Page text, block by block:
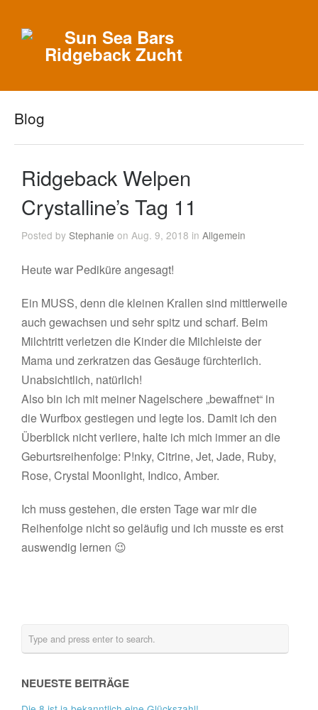
Blog
Ridgeback Welpen
Crystalline’s Tag 11
Posted byStephanie on Aug. 9, 2018 inAllgemein
Heute war Pediküre angesagt!
Ein MUSS, denn die kleinen Krallen sind mittlerweile
auch gewachsen und sehr spitz und scharf. Beim
Milchtritt verletzen die Kinder die Milchleiste der
Mama und zerkratzen das Gesäuge fürchterlich.
Unabsichtlich, natürlich!
Also bin ich mit meiner Nagelschere „bewaffnet“ in
die Wurfbox gestiegen und legte los. Damit ich den
Überblick nicht verliere, halte ich mich immer an die
Geburtsreihenfolge: P!nky, Citrine, Jet, Jade, Ruby,
Rose, Crystal Moonlight, Indico, Amber.
Ich muss gestehen, die ersten Tage war mir die
Reihenfolge nicht so geläufig und ich musste es erst
auswendig lernen 😉
NEUESTE BEITRÄGE